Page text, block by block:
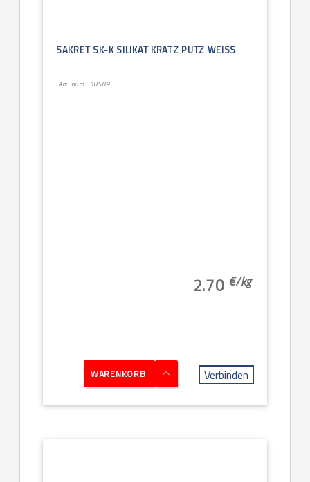
SAKRET SK-K SILIKAT KRATZ PUTZ WEISS
Art. num.: 10589
2.70 €/kg
WARENKORB Verbinden